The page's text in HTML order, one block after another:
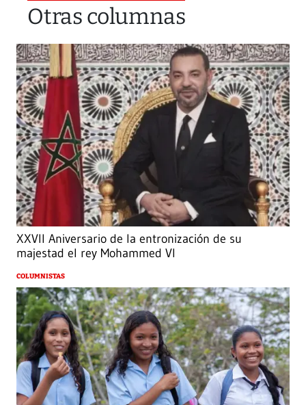
Otras columnas
XXVII Aniversario de la entronización de su
majestad el rey Mohammed VI
COLUMNISTAS